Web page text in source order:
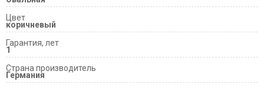
Цвет
коричневый
Гарантия, лет
1
Страна производитель
Германия